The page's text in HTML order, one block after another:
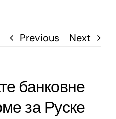
Previous Next
банковне
за Руске